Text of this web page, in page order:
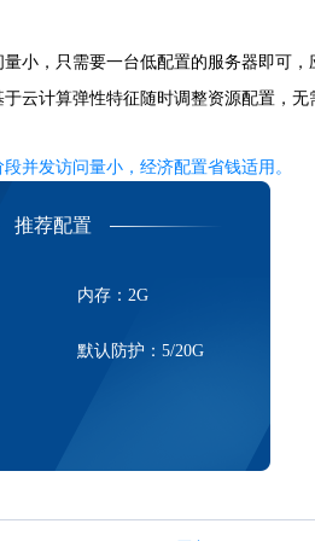
量小，只需要一台低配置的服务器即可
云计算弹性特征随时调整资源配置，
并发访问量小，经济配置省钱适用。
推荐配置
内存：2G
默认防护：5/20G